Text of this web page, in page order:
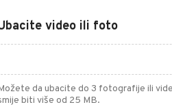
video ili foto
da ubacite do 3 fotografije ili
biti više od 25 MB.